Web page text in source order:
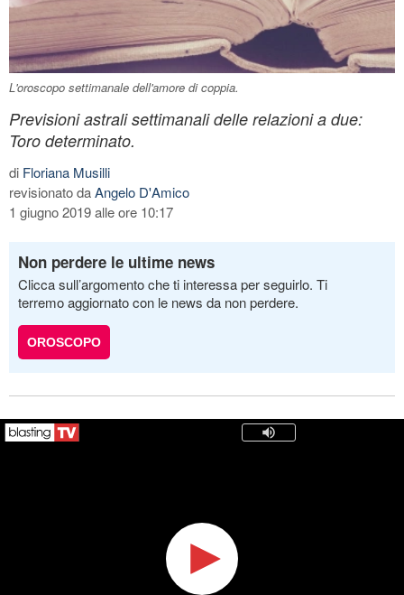
L'oroscopo settimanale dell'amore di coppia.
Previsioni astrali settimanali delle relazioni a due:
Toro determinato.
di Floriana Musilli
revisionato daAngelo D'Amico
1 giugno 2019 alle ore 10:17
Non perdere le ultime news
Clicca sull’argomento che ti interessa per seguirlo. Ti
terremo aggiornato con le news da non perdere.
OROSCOPO